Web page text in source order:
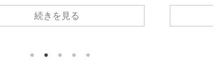
Share通じてAppleデバイス向
もちろん、Appleデバイスからの
で対応機種こそ限られますが、
続きを見る
45W出力